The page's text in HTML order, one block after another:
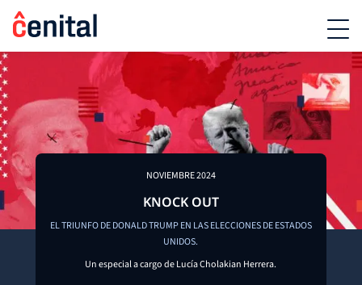
NOVIEMBRE 2024
KNOCK OUT
EL TRIUNFO DE DONALD TRUMP EN LAS ELECCIONES DE ESTADOS
UNIDOS.
Un especial a cargo de Lucía Cholakian Herrera.